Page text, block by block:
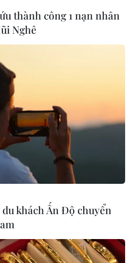
thành công 1 nạn nhân
Nghê
khách Ấn Độ chuyển